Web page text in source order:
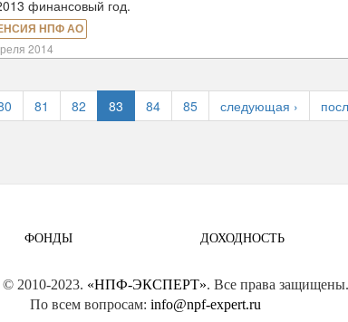
финансовый год.
НПФ АО
2014
81 82 83 84 85 следующая ›
ФОНДЫ ДОХОДНОСТЬ
2010-2023. «НПФ-ЭКСПЕРТ». Все права защищены.
По всем вопросам: info@npf-expert.ru